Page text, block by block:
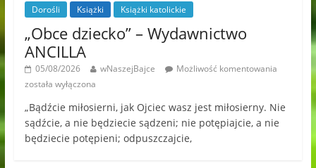
Dorośli Książki Książki katolickie
„Obce dziecko” – Wydawnictwo
ANCILLA
05/08/2026 wNaszejBajce
Możliwość komentowania
została wyłączona
„Bądźcie miłosierni, jak Ojciec wasz jest miłosierny. Nie
sądźcie, a nie będziecie sądzeni; nie potępiajcie, a nie
będziecie potępieni; odpuszczajcie,